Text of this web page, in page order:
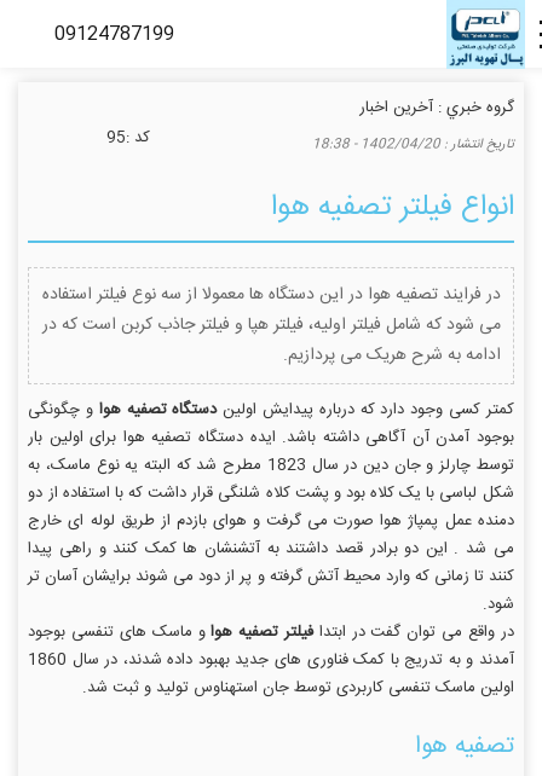
گروه خبري :آخرین اخبار
تاريخ انتشار :1402/04/20 - 18:38 كد :95
انواع فیلتر تصفیه هوا
در فرایند تصفیه هوا در این دستگاه ها معمولا از سه نوع فیلتر استفاده
می شود که شامل فیلتر اولیه، فیلتر هپا و فیلتر جاذب کربن است که در
ادامه به شرح هریک می پردازیم.
کمتر کسی وجود دارد که درباره پیدایش اولیندستگاه تصفیه هوا و چگونگی
بوجود آمدن آن آگاهی داشته باشد. ایده دستگاه تصفیه هوا برای اولین بار
توسط چارلز و جان دین در سال 1823 مطرح شد که البته یه نوع ماسک، به
شکل لباسی با یک کلاه بود و پشت کلاه شلنگی قرار داشت که با استفاده از دو
دمنده عمل پمپاژ هوا صورت می گرفت و هوای بازدم از طریق لوله ای خارج
می شد . این دو برادر قصد داشتند به آتشنشان ها کمک کنند و راهی پیدا
کنند تا زمانی که وارد محیط آتش گرفته و پر از دود می شوند برایشان آسان تر
شود.
در واقع می توان گفت در ابتدافیلتر تصفیه هواو ماسک های تنفسی بوجود
آمدند و به تدریج با کمک فناوری های جدید بهبود داده شدند، در سال 1860
اولین ماسک تنفسی کاربردی توسط جان استهناوس تولید و ثبت شد.
تصفیه هوا